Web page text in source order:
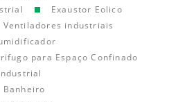
Exaustor Eolico
Ventiladores industriais
para Espaço Confinado
Banheiro